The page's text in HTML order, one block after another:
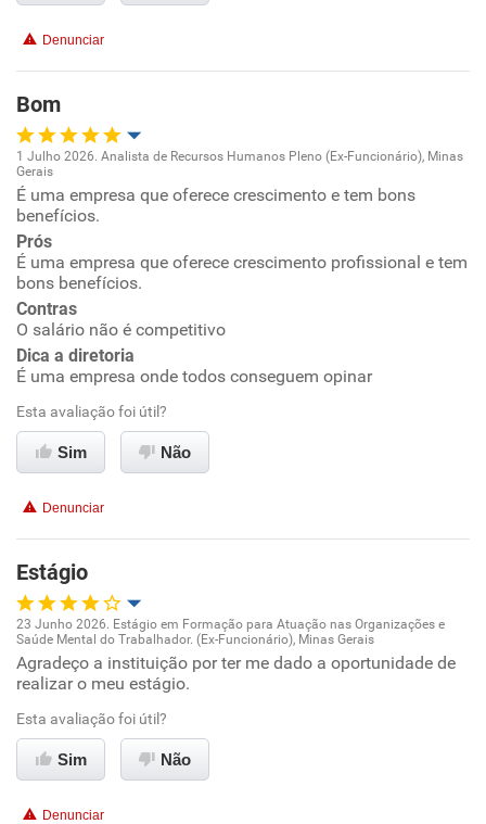
Benefícios
Recomenda esta empresa
Recomenda a diretoria
Denunciar
Bom
Oportunidade de promoção
Ambiente de trabalho
Conciliação com a vida familiar
Recomenda a diretoria
1 Julho 2026. Analista de Recursos Humanos Pleno (Ex-Funcionário), Minas
Gerais
É uma empresa que oferece crescimento e tem bons
benefícios.
Prós
É uma empresa que oferece crescimento profissional e tem
bons benefícios.
Contras
O salário não é competitivo
Dica a diretoria
É uma empresa onde todos conseguem opinar
Esta avaliação foi útil?
Sim Não
Denunciar
Estágio
Oportunidade de promoção
Conciliação com a vida familiar
Benefícios
23 Junho 2026. Estágio em Formação para Atuação nas Organizações e
Saúde Mental do Trabalhador. (Ex-Funcionário), Minas Gerais
Agradeço a instituição por ter me dado a oportunidade de
realizar o meu estágio.
Esta avaliação foi útil?
Sim Não
Denunciar